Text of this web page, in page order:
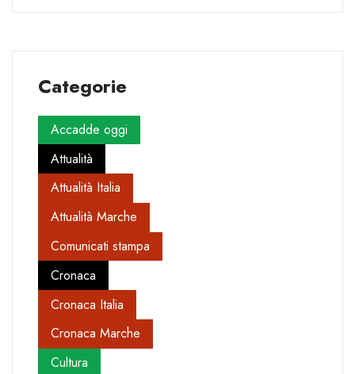
Categorie
Accadde oggi
Attualità
Attualità Italia
Attualità Marche
Comunicati stampa
Cronaca
Cronaca Italia
Cronaca Marche
Cultura